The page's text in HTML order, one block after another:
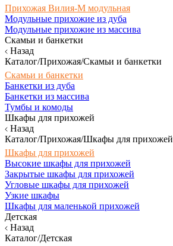
Прихожая Вилия-М модульная
Модульные прихожие из дуба
Модульные прихожие из массива
Скамьи и банкетки
Назад
Каталог/Прихожая/Скамьи и банкетки
Скамьи и банкетки
Банкетки из дуба
Банкетки из массива
Тумбы и комоды
Шкафы для прихожей
Назад
Каталог/Прихожая/Шкафы для прихожей
Шкафы для прихожей
Высокие шкафы для прихожей
Закрытые шкафы для прихожей
Угловые шкафы для прихожей
Узкие шкафы
Шкафы для маленькой прихожей
Детская
Назад
Каталог/Детская